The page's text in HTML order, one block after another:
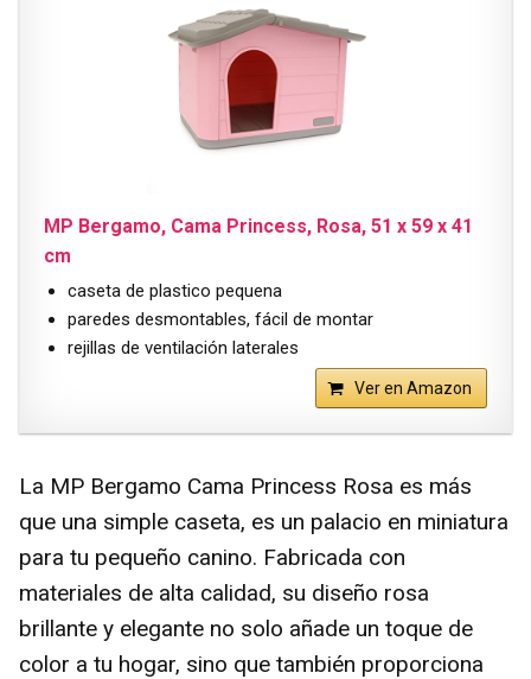
MP Bergamo, Cama Princess, Rosa, 51 x 59 x 41
cm
caseta de plastico pequena
paredes desmontables, fácil de montar
rejillas de ventilación laterales
Ver en Amazon
La MP Bergamo Cama Princess Rosa es más
que una simple caseta, es un palacio en miniatura
para tu pequeño canino. Fabricada con
materiales de alta calidad, su diseño rosa
brillante y elegante no solo añade un toque de
color a tu hogar, sino que también proporciona